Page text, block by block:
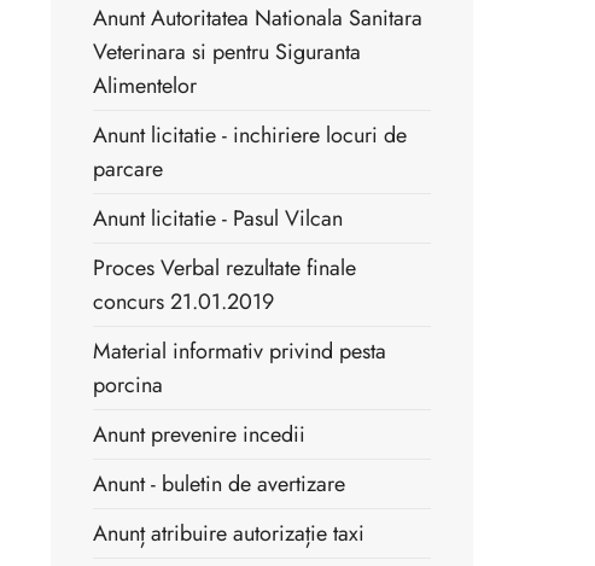
Anunt Autoritatea Nationala Sanitara
Veterinara si pentru Siguranta
Alimentelor
Anunt licitatie - inchiriere locuri de
parcare
Anunt licitatie - Pasul Vilcan
Proces Verbal rezultate finale
concurs 21.01.2019
Material informativ privind pesta
porcina
Anunt prevenire incedii
Anunt - buletin de avertizare
Anunț atribuire autorizație taxi